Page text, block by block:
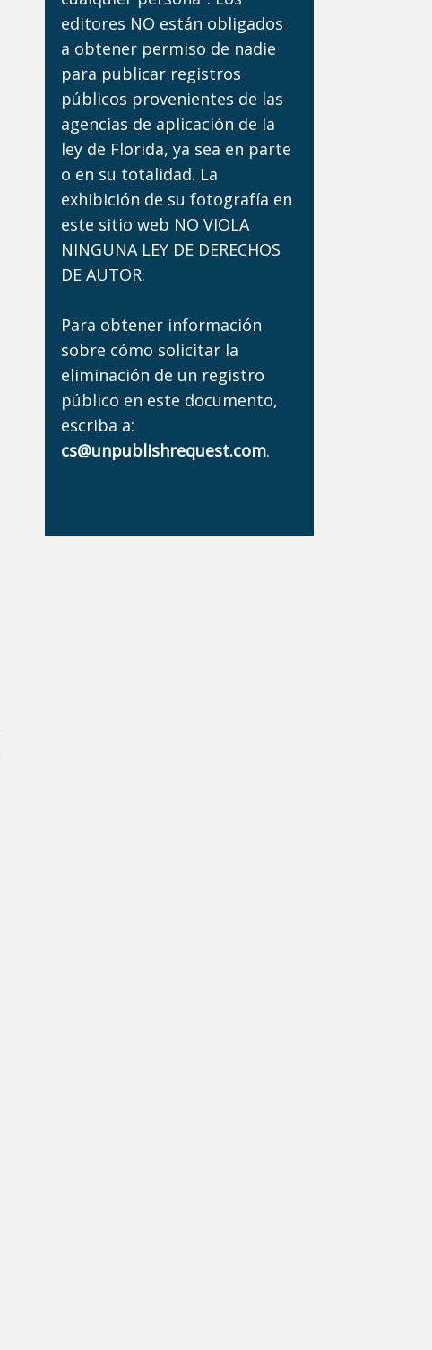
editores NO están obligados
a obtener permiso de nadie
para publicar registros
públicos provenientes de las
agencias de aplicación de la
ley de Florida, ya sea en parte
o en su totalidad. La
exhibición de su fotografía en
este sitio web NO VIOLA
NINGUNA LEY DE DERECHOS
DE AUTOR.
Para obtener información
sobre cómo solicitar la
eliminación de un registro
público en este documento,
escriba a:
cs@unpublishrequest.com.